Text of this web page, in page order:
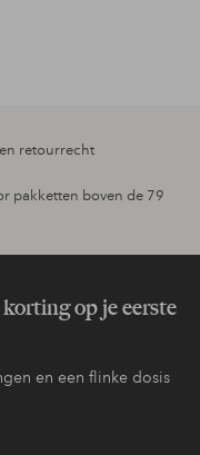
retourrecht
pakketten boven de 79
op je eerste
en een flinke dosis